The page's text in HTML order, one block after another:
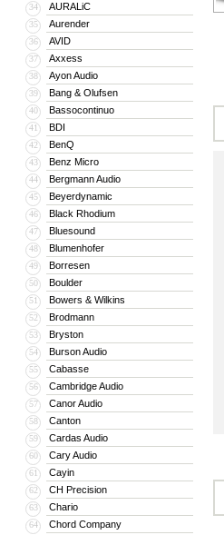
34 AURALiC
35 Aurender
36 AVID
37 Axxess
38 Ayon Audio
39 Bang & Olufsen
40 Bassocontinuo
41 BDI
42 BenQ
43 Benz Micro
44 Bergmann Audio
45 Beyerdynamic
46 Black Rhodium
47 Bluesound
48 Blumenhofer
49 Borresen
50 Boulder
51 Bowers & Wilkins
52 Brodmann
53 Bryston
54 Burson Audio
55 Cabasse
56 Cambridge Audio
57 Canor Audio
58 Canton
59 Cardas Audio
60 Cary Audio
61 Cayin
62 CH Precision
63 Chario
64 Chord Company